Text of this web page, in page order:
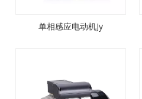
单相感应电动机Jy